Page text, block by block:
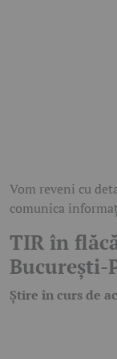
Vom reveni cu
comunica
TIR în
București-
Știre în curs de